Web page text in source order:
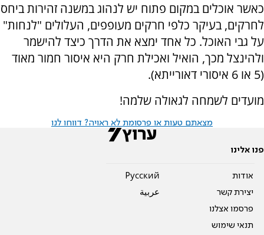
כאשר אוכלים במקום פתוח יש לנהוג במשנה זהירות ביחס
לחרקים, בעיקר כלפי חרקים מעופפים, העלולים "לנחות"
על גבי האוכל. כל אחד ימצא את הדרך כיצד להישמר
ולהינצל מכך, הואיל ואכילת חרק היא איסור חמור מאוד
(5 או 6 איסורי דאורייתא).
מועדים לשמחה לגאולה שלמה!
מצאתם טעות או פרסומת לא ראויה? דווחו לנו
פנו אלינו
אודות
יצירת קשר
פרסמו אצלנו
תנאי שימוש
Pусский
عربية